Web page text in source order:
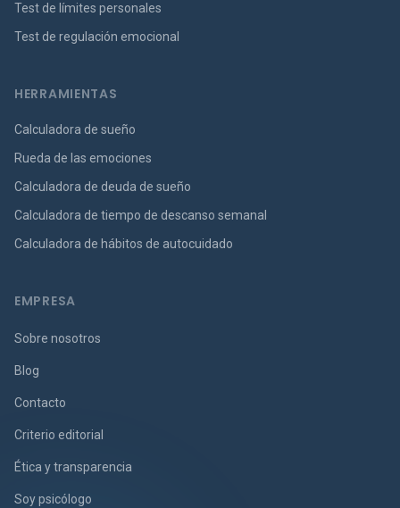
Test de límites personales
Test de regulación emocional
HERRAMIENTAS
Calculadora de sueño
Rueda de las emociones
Calculadora de deuda de sueño
Calculadora de tiempo de descanso semanal
Calculadora de hábitos de autocuidado
EMPRESA
Sobre nosotros
Blog
Contacto
Criterio editorial
Ética y transparencia
Soy psicólogo